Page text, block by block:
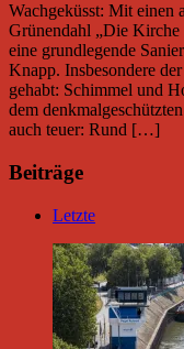
Wachgeküsst: Mit einen
Grünendahl „Die Kirche
eine grundlegende
Knapp. Insbesondere
gehabt: Schimmel und
dem
auch teuer: Rund […]
Beiträge
Letzte